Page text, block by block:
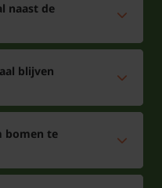
naast de
blijven
bomen te